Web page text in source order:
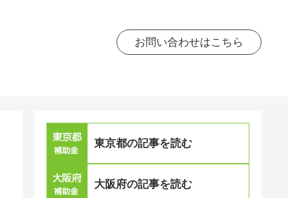
お問い合わせはこちら
東京都の記事を読む
大阪府の記事を読む